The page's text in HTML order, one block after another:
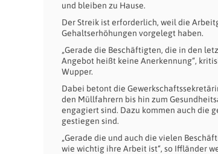
und bleiben zu Hause.
Der Streik ist erforderlich, weil die
Gehaltserhöhungen vorgelegt haben.
„Gerade die Beschäftigten, die in den
Angebot heißt keine Anerkennung“,
Wupper.
Dabei betont die
den Müllfahrern bis hin zum
engagiert sind. Dazu kommen auch die
gestiegen sind.
„Gerade die und auch die vielen
wie wichtig ihre Arbeit ist“, so Iffländer